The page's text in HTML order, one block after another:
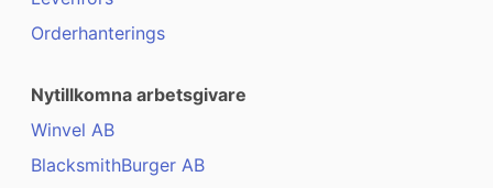
Orderhanterings
Nytillkomna arbetsgivare
Winvel AB
BlacksmithBurger AB